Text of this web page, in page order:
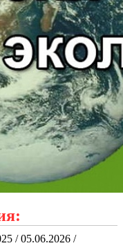
/ 05.06.2026 /